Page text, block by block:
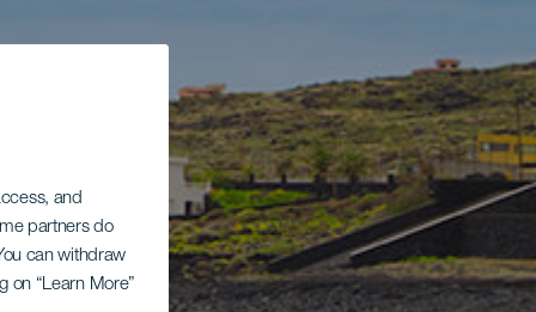
and
partners do
can withdraw
on “Learn More”